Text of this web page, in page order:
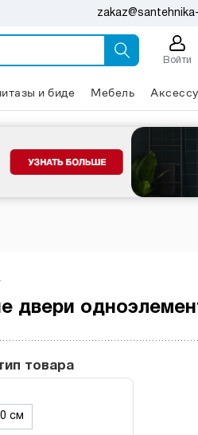
Войти
и биде Мебель
двери
товара
см